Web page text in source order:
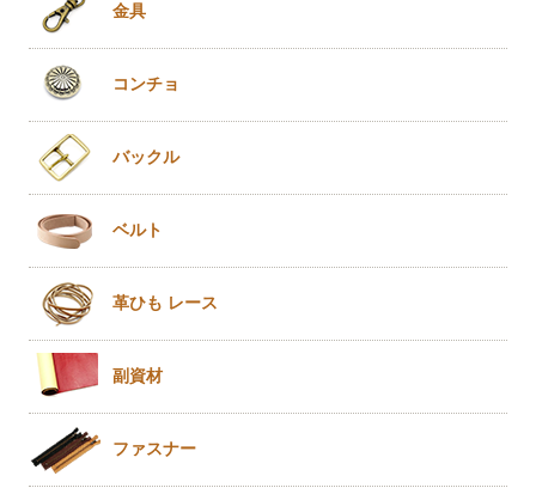
金具
コンチョ
バックル
ベルト
革ひも レース
副資材
ファスナー